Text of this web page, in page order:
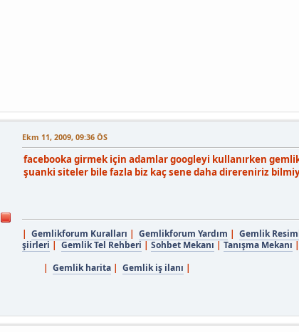
Ekm 11, 2009, 09:36 ÖS
facebooka girmek için adamlar googleyi kullanırken
şuanki siteler bile fazla biz kaç sene daha direreniriz
Gemlikforum Kuralları Gemlikforum Yardım Gemlik
şiirleri
Gemlik Tel Rehberi Sohbet Mekanı Tanışma Mekanı
Gemlik harita Gemlik iş ilanı